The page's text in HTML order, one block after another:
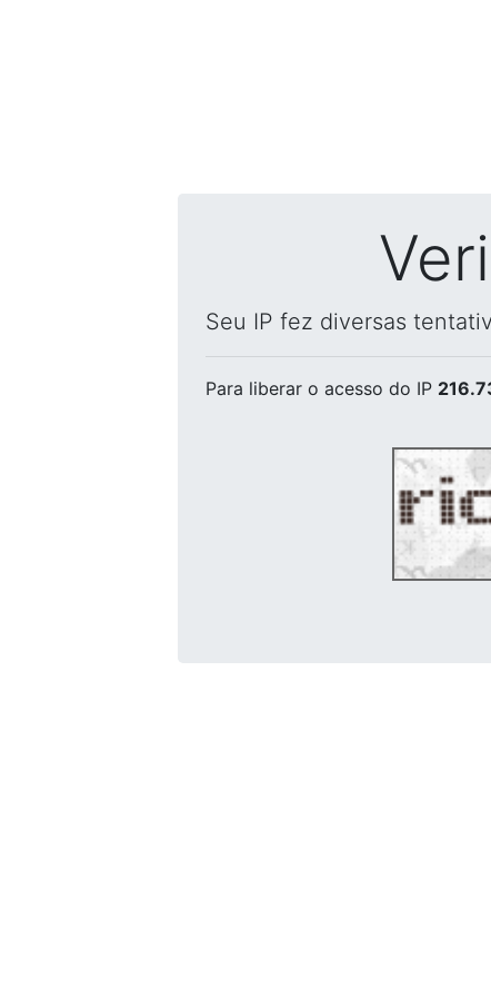
Seu IP fez diversas
Para liberar o acesso do IP